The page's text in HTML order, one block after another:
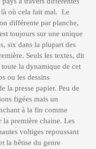
là où cela fait mal. Le
différente par planche,
toujours sur une unique
six dans la plupart des
Seuls les textes, dit
la dynamique de cet
ou les dessins
la presse papier. Peu de
figées mais un
à la fin comme
première chaine. Les
voltiges repoussant
la bêtise du genre